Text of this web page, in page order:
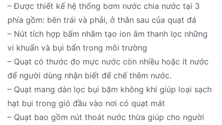
– Được thiết kế hệ thống bơm nước chia nước tại 3
phía gồm: bên trái và phải, ở thân sau của quạt đá
– Nút tích hợp bấm nhằm tạo ion âm thanh lọc những
vi khuẩn và bụi bẩn trong môi trường
– Quạt có thước đo mực nước còn nhiều hoặc ít nước
để người dùng nhận biết để chế thêm nước.
– Quạt mang dàn lọc bụi bặm không khí giúp loại sạch
hạt bụi trong gió đầu vào nơi có quạt mát
– Quạt bao gồm nút thoát nước thừa giúp cho người